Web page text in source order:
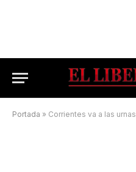
Portada » Corrientes va a las urnas